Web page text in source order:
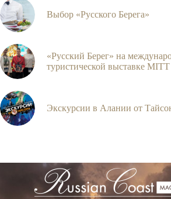
Выбор «Русского Берега»
«Русский Берег» на
туристической выставке MITT
Экскурсии в Алании от